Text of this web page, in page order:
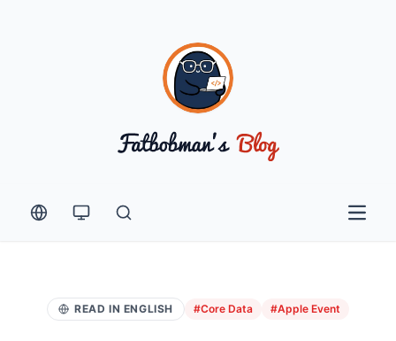
Open
READ IN ENGLISH #Core Data #Apple Event